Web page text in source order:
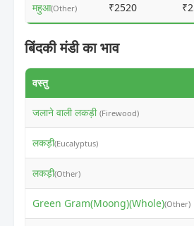
महुआ(Other) ₹2520
बिंदकी मंडी का भाव
वस्तु
जलाने वाली लकड़ी (Firewood)
लकड़ी(Eucalyptus)
लकड़ी(Other)
Green Gram(Moong)(Whole)(Other)